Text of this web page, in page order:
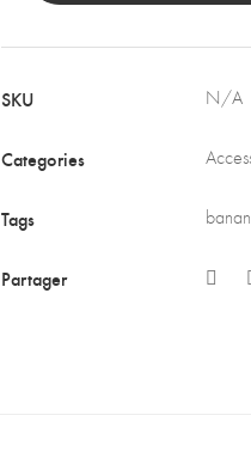
SKU N/A
Categories
Tags
Partager